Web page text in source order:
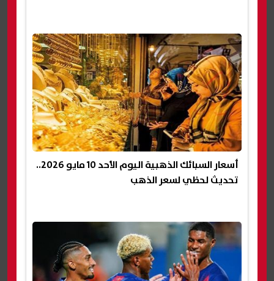
أسعار السبائك الذهبية اليوم الأحد 10 مايو 2026..
تحديث لحظي لسعر الذهب